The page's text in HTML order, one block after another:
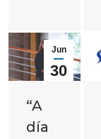
Jun
30
“A
día